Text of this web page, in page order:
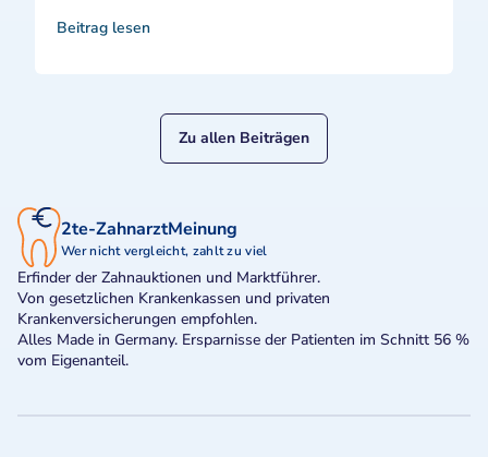
Beitrag lesen
Zu allen Beiträgen
2te-ZahnarztMeinung
Wer nicht vergleicht, zahlt zu viel
Erfinder der Zahnauktionen und Marktführer.
Von gesetzlichen Krankenkassen und privaten
Krankenversicherungen empfohlen.
Alles Made in Germany. Ersparnisse der Patienten im Schnitt 56 %
vom Eigenanteil.